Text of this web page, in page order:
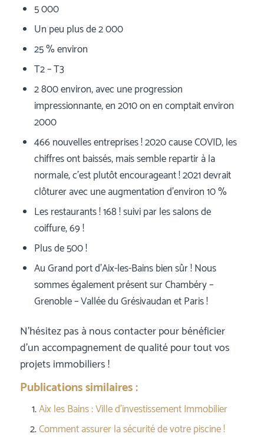
5 000
Un peu plus de 2 000
25 % environ
T2 – T3
2 800 environ, avec une progression
impressionnante, en 2010 on en comptait environ
2000
466 nouvelles entreprises ! 2020 cause COVID, les
chiffres ont baissés, mais semble repartir à la
normale, c’est plutôt encourageant ! 2021 devrait
clôturer avec une augmentation d’environ 10 %
Les restaurants ! 168 ! suivi par les salons de
coiffure, 69 !
Plus de 500 !
Au Grand port d’Aix-les-Bains bien sûr ! Nous
sommes également présent sur Chambéry –
Grenoble – Vallée du Grésivaudan et Paris !
N’hésitez pas à nous contacter pour bénéficier
d’un accompagnement de qualité pour tout vos
projets immobiliers !
Publications similaires :
Aix les Bains : Ville d’investissement Immobilier
Comment assurer la sécurité de votre piscine !